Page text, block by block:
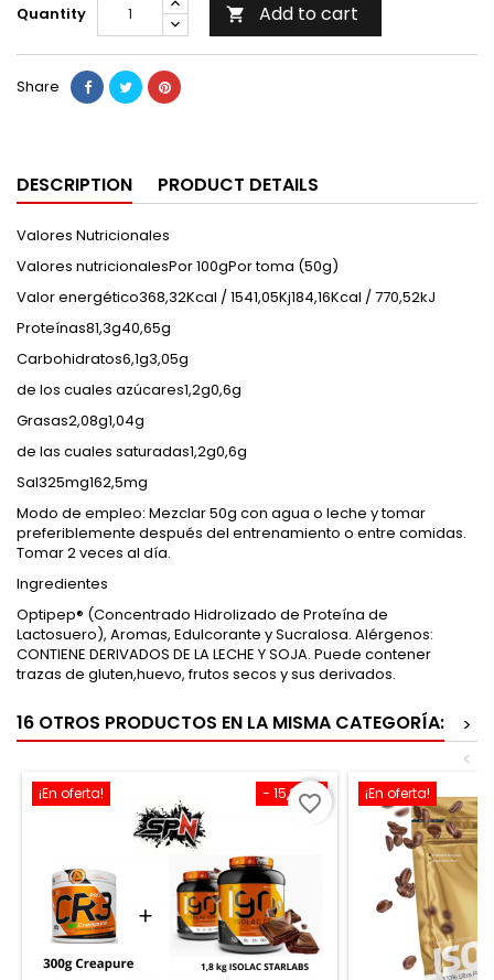
Quantity  Add to cart
Share
DESCRIPTION PRODUCT DETAILS
Valores Nutricionales
Valores nutricionalesPor 100gPor toma (50g)
Valor energético368,32Kcal / 1541,05Kj184,16Kcal / 770,52kJ
Proteínas81,3g40,65g
Carbohidratos6,1g3,05g
de los cuales azúcares1,2g0,6g
Grasas2,08g1,04g
de las cuales saturadas1,2g0,6g
Sal325mg162,5mg
Modo de empleo: Mezclar 50g con agua o leche y tomar
preferiblemente después del entrenamiento o entre comidas.
Tomar 2 veces al día.
Ingredientes
Optipep® (Concentrado Hidrolizado de Proteína de
Lactosuero), Aromas, Edulcorante y Sucralosa. Alérgenos:
CONTIENE DERIVADOS DE LA LECHE Y SOJA. Puede contener
trazas de gluten,huevo, frutos secos y sus derivados.
16 OTROS PRODUCTOS EN LA MISMA CATEGORÍA:
>
<
- 15,90 €
¡En oferta! favorite_border ¡En oferta!